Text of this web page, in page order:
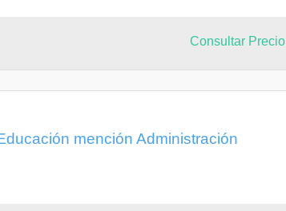
Consultar Precio
mención Administración